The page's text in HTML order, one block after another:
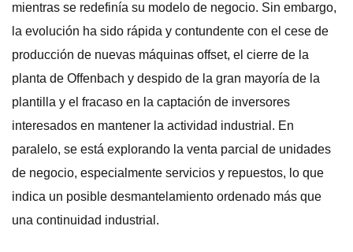
mientras se redefinía su modelo de negocio. Sin embargo,
la evolución ha sido rápida y contundente con el cese de
producción de nuevas máquinas offset, el cierre de la
planta de Offenbach y despido de la gran mayoría de la
plantilla y el fracaso en la captación de inversores
interesados en mantener la actividad industrial. En
paralelo, se está explorando la venta parcial de unidades
de negocio, especialmente servicios y repuestos, lo que
indica un posible desmantelamiento ordenado más que
una continuidad industrial.